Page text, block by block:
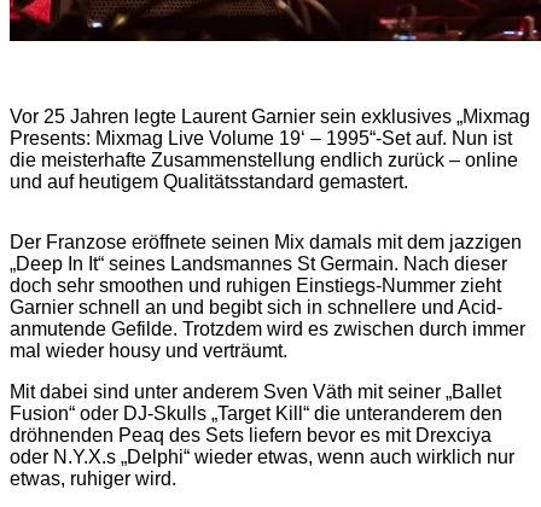
Vor 25 Jahren legte Laurent Garnier sein exklusives „Mixmag
Presents: Mixmag Live Volume 19‘ – 1995“-Set auf. Nun ist
die meisterhafte Zusammenstellung endlich zurück – online
und auf heutigem Qualitätsstandard gemastert.
Der Franzose eröffnete seinen Mix damals mit dem jazzigen
„Deep In It“ seines Landsmannes St Germain. Nach dieser
doch sehr smoothen und ruhigen Einstiegs-Nummer zieht
Garnier schnell an und begibt sich in schnellere und Acid-
anmutende Gefilde. Trotzdem wird es zwischen durch immer
mal wieder housy und verträumt.
Mit dabei sind unter anderem Sven Väth mit seiner „Ballet
Fusion“ oder DJ-Skulls „Target Kill“ die unteranderem den
dröhnenden Peaq des Sets liefern bevor es mit Drexciya
oder N.Y.X.s „Delphi“ wieder etwas, wenn auch wirklich nur
etwas, ruhiger wird.